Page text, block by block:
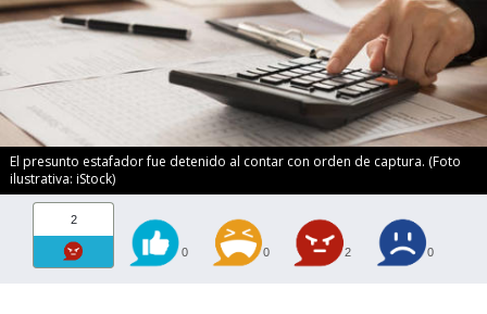
El presunto estafador fue detenido al contar con orden de captura. (Foto
ilustrativa: iStock)
2
0 0 2 0